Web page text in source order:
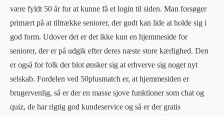
være fyldt 50 år for at kunne få et login til siden. Man forsøger
primært på at tiltrække seniorer, der godt kan lide at holde sig i
god form. Udover det er det ikke kun en hjemmeside for
seniorer, der er på udgik efter deres næste store kærlighed. Den
er også for folk der blot ønsker sig at erhverve sig noget nyt
selskab. Fordelen ved 50plusmatch er, at hjemmesiden er
brugervenlig, så er der en masse sjove funktioner som chat og
quiz, de har rigtig god kundeservice og så er der gratis